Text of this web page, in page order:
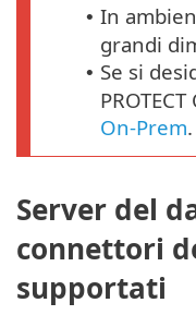
• In
grandi
• Se si
On-Prem.
Server del
connettori
supportati